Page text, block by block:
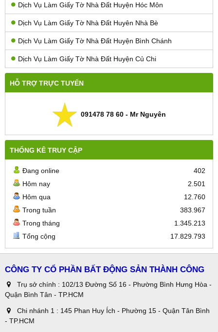
Dịch Vụ Làm Giấy Tờ Nhà Đất Huyện Hóc Môn
Dịch Vụ Làm Giấy Tờ Nhà Đất Huyên Nhà Bè
Dịch Vụ Làm Giấy Tờ Nhà Đất Huyện Bình Chánh
Dịch Vụ Làm Giấy Tờ Nhà Đất Huyện Củ Chi
HỖ TRỢ TRỰC TUYẾN
091478 78 60 - Mr Nguyên
THỐNG KÊ TRUY CẬP
Đang online
402
Hôm nay
2.501
Hôm qua
12.760
Trong tuần
383.967
Trong tháng
1.345.213
Tổng cộng
17.829.793
CÔNG TY CỔ PHẦN BẤT ĐỘNG SẢN THÀNH CÔNG
Trụ sở chính : 102/13 Đường Số 16 - Phường Bình Hưng Hòa -
Quận Bình Tân - TP.HCM
Chi nhánh 1 : 145 Phan Huy Ích - Phường 15 - Quận Tân Bình
- TP.HCM